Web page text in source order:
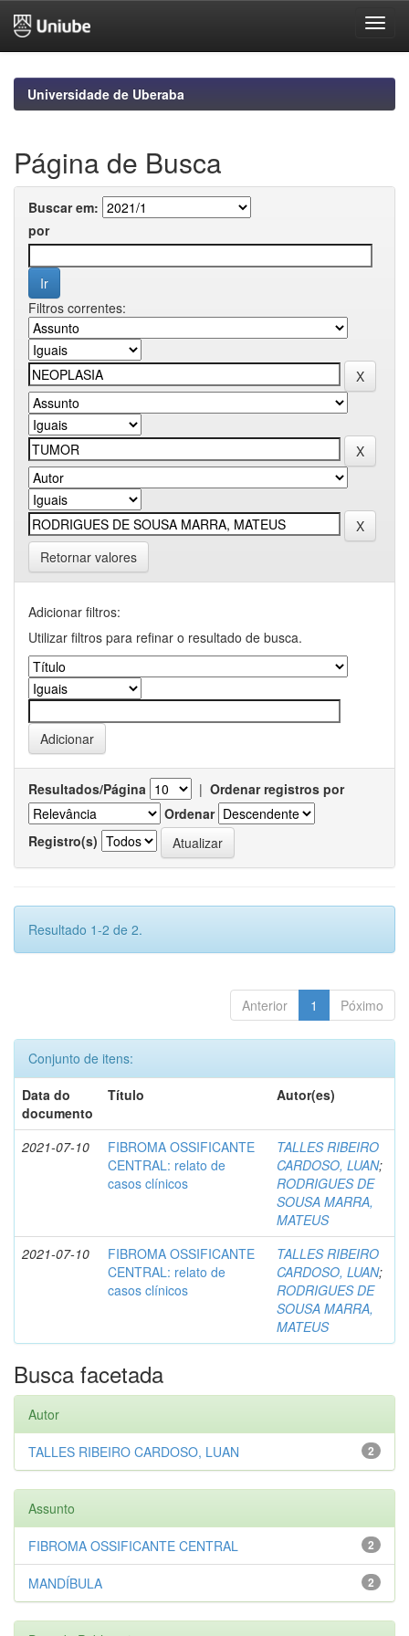
navigationUniversidade de Uberaba
Página de Busca
Buscar em:
por
Filtros correntes:
Retornar valores
Adicionar filtros:
Utilizar filtros para refinar o resultado de busca.
Resultados/Página | Ordenar registros por
Ordenar
Registro(s)
Resultado 1-2 de 2.
Anterior 1 Póximo
Conjunto de itens:
Data do
documento
Título Autor(es)
2021-07-10
FIBROMA OSSIFICANTE
CENTRAL: relato de
casos clínicos
TALLES RIBEIRO
CARDOSO, LUAN;
RODRIGUES DE
SOUSA MARRA,
MATEUS
2021-07-10
FIBROMA OSSIFICANTE
CENTRAL: relato de
casos clínicos
TALLES RIBEIRO
CARDOSO, LUAN;
RODRIGUES DE
SOUSA MARRA,
MATEUS
Busca facetada
Autor
2
TALLES RIBEIRO CARDOSO, LUAN
Assunto
2
FIBROMA OSSIFICANTE CENTRAL
2
MANDÍBULA